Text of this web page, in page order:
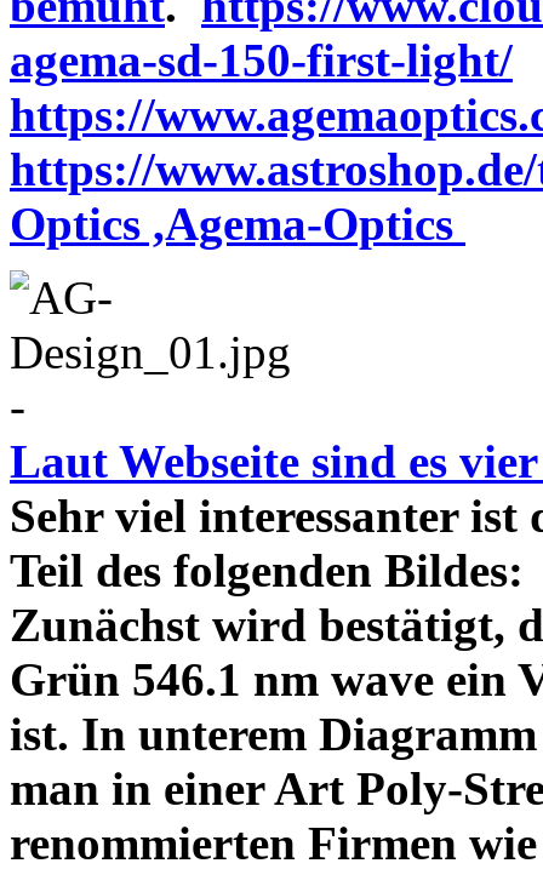
agema-sd-150-first-light/
https://
https://
Optics ,Agema-Optics
-
Laut Webseite sind es
Sehr viel interessanter
Teil des folgenden
Zunächst wird bestätigt,
Grün 546.1 nm wave ein
ist. In unterem
man in einer Art Poly-
renommierten Firmen